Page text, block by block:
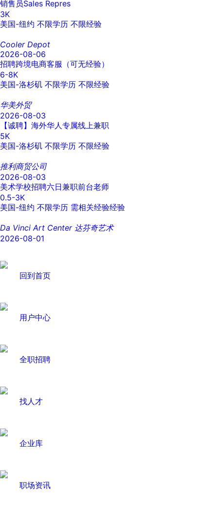
销售员Sales Repres
3K
美国-纽约 不限学历 不限经验
Cooler Depot
2026-08-06
招聘跨境电商客服（可无经验）
6-8K
美国-洛杉矶 不限学历 不限经验
华美外贸
2026-08-03
【诚聘】海外华人专属线上兼职
5K
美国-洛杉矶 不限学历 不限经验
推利商贸公司
2026-08-03
美术学校招聘六日兼职前台老师
0.5-3K
美国-纽约 不限学历 需相关经验经验
Da Vinci Art Center 达芬奇艺术
2026-08-01
回到首页
用户中心
全职招聘
找人才
企业库
职场资讯